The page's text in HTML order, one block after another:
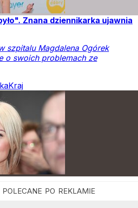
Znana dziennikarka ujawnia
szpitalu Magdalena Ogórek
o swoich problemach ze
Kraj